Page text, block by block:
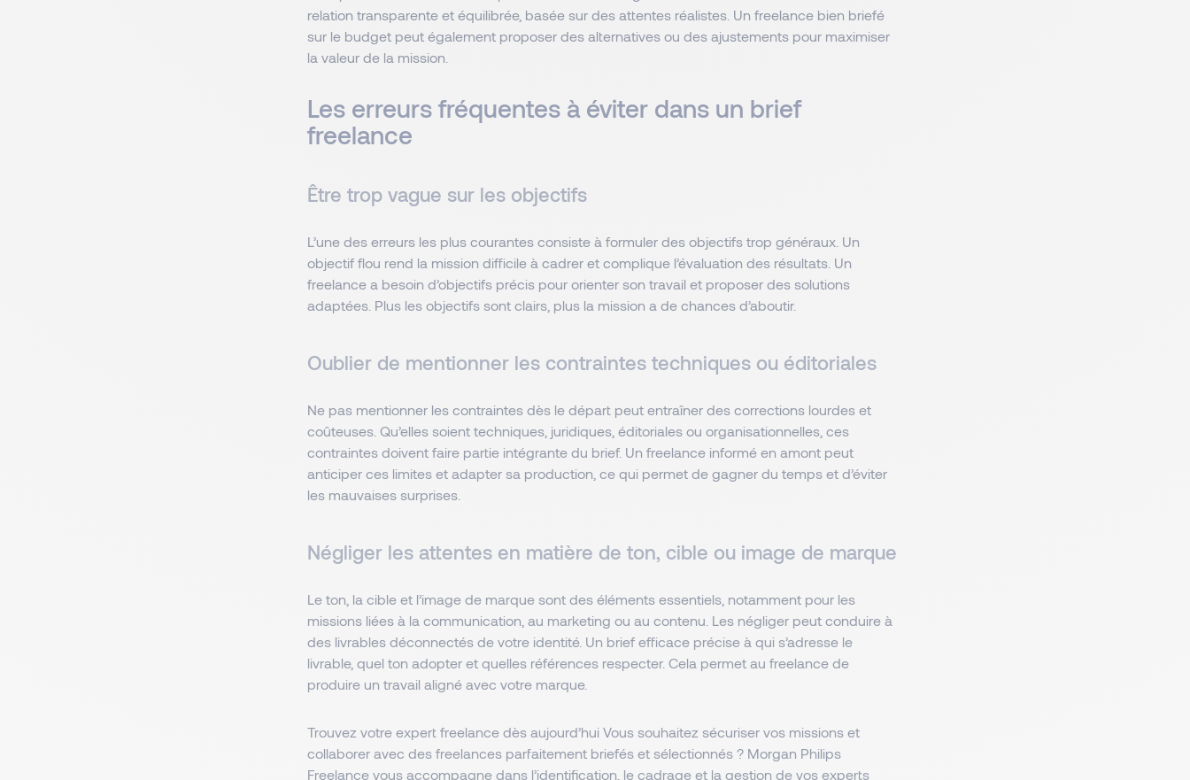
relation transparente et équilibrée, basée sur des attentes réalistes. Un freelance bien briefé
sur le budget peut également proposer des alternatives ou des ajustements pour maximiser
la valeur de la mission.
Les erreurs fréquentes à éviter dans un brief
freelance
Être trop vague sur les objectifs
L’une des erreurs les plus courantes consiste à formuler des objectifs trop généraux. Un
objectif flou rend la mission difficile à cadrer et complique l’évaluation des résultats. Un
freelance a besoin d’objectifs précis pour orienter son travail et proposer des solutions
adaptées. Plus les objectifs sont clairs, plus la mission a de chances d’aboutir.
Oublier de mentionner les contraintes techniques ou éditoriales
Ne pas mentionner les contraintes dès le départ peut entraîner des corrections lourdes et
coûteuses. Qu’elles soient techniques, juridiques, éditoriales ou organisationnelles, ces
contraintes doivent faire partie intégrante du brief. Un freelance informé en amont peut
anticiper ces limites et adapter sa production, ce qui permet de gagner du temps et d’éviter
les mauvaises surprises.
Négliger les attentes en matière de ton, cible ou image de marque
Le ton, la cible et l’image de marque sont des éléments essentiels, notamment pour les
missions liées à la communication, au marketing ou au contenu. Les négliger peut conduire à
des livrables déconnectés de votre identité. Un brief efficace précise à qui s’adresse le
livrable, quel ton adopter et quelles références respecter. Cela permet au freelance de
produire un travail aligné avec votre marque.
Trouvez votre expert freelance dès aujourd’hui Vous souhaitez sécuriser vos missions et
collaborer avec des freelances parfaitement briefés et sélectionnés ? Morgan Philips
Freelance vous accompagne dans l’identification, le cadrage et la gestion de vos experts